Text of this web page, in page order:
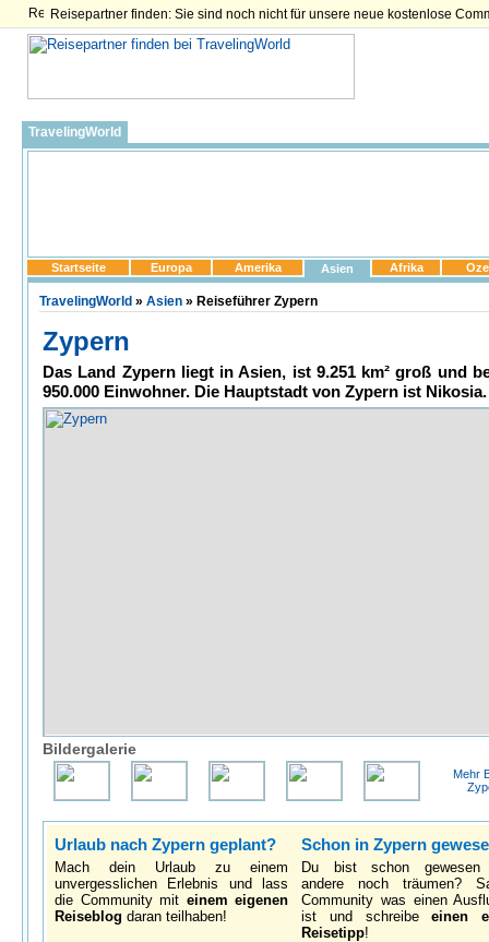
Reisepartner finden: Sie sind noch nicht für unsere neue kostenlose
TravelingWorld
Startseite Europa Amerika Asien Afrika
TravelingWorld » Asien » Reiseführer Zypern
Zypern
Das Land Zypern liegt in Asien, ist 9.251 km² groß und
950.000 Einwohner. Die Hauptstadt von Zypern ist Nikosia.
Bildergalerie
Mehr
Urlaub nach Zypern geplant?
Mach dein Urlaub zu einem
unvergesslichen Erlebnis und lass
die Community mit einem eigenen
Reiseblog daran teilhaben!
Schon in Zypern
Du bist schon gewesen
andere noch träumen?
Community was einen
ist und schreibeeinen
Reisetipp!